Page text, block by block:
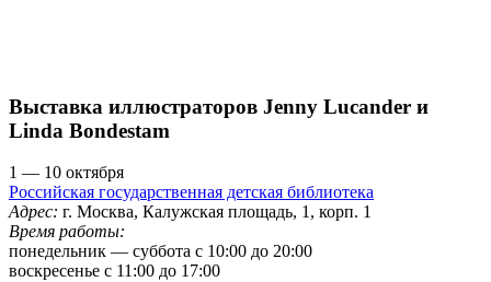
Выставка иллюстраторов Jenny Lucander и
Linda Bondestam
1 — 10 октября
Российская государственная детская библиотека
Адрес: г. Москва, Калужская площадь, 1, корп. 1
Время работы:
понедельник — суббота с 10:00 до 20:00
воскресенье с 11:00 до 17:00